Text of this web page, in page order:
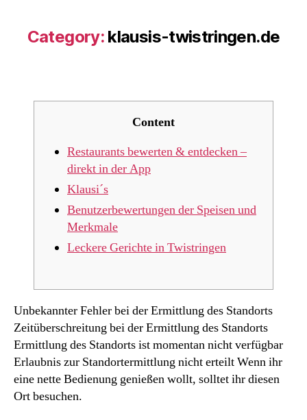
Category: klausis-twistringen.de
Content
Restaurants bewerten & entdecken –
direkt in der App
Klausi´s
Benutzerbewertungen der Speisen und
Merkmale
Leckere Gerichte in Twistringen
Unbekannter Fehler bei der Ermittlung des Standorts
Zeitüberschreitung bei der Ermittlung des Standorts
Ermittlung des Standorts ist momentan nicht verfügbar
Erlaubnis zur Standortermittlung nicht erteilt Wenn ihr
eine nette Bedienung genießen wollt, solltet ihr diesen
Ort besuchen.